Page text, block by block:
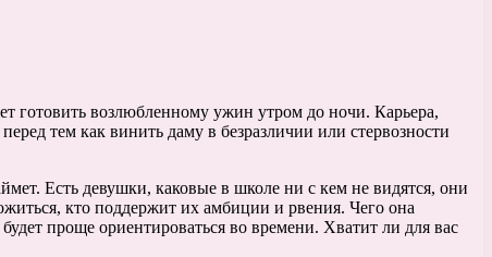
готовить возлюбленному ужин утром до ночи. Карьера,
тем как винить даму в безразличии или стервозности
Есть девушки, каковые в школе ни с кем не видятся, они
кто поддержит их амбиции и рвения. Чего она
проще ориентироваться во времени. Хватит ли для вас